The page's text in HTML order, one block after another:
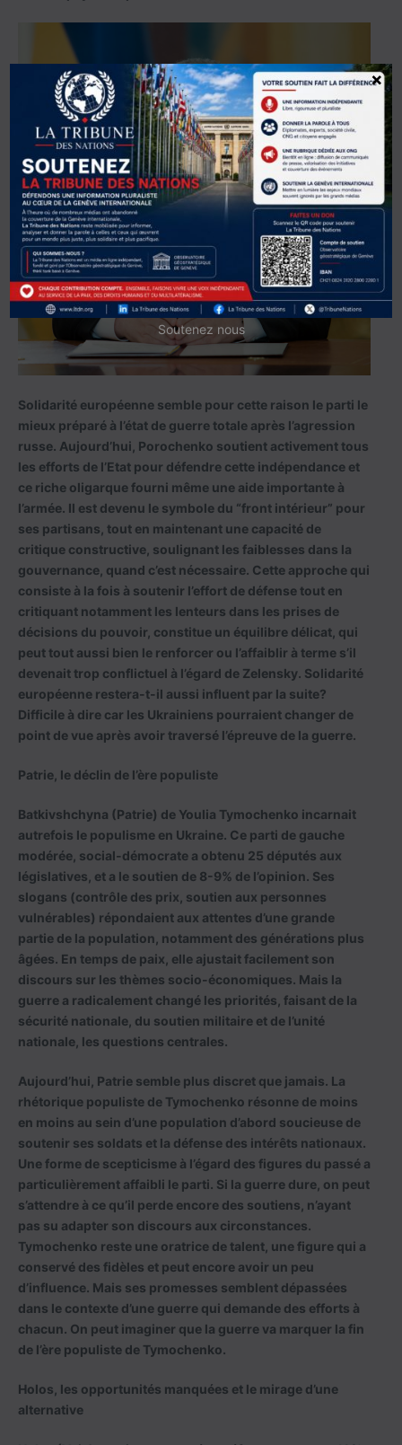
Solidarité européenne semble pour cette raison le parti le
mieux préparé à l’état de guerre totale après l’agression
russe. Aujourd’hui, Porochenko soutient activement tous
les efforts de l’Etat pour défendre cette indépendance et
ce riche oligarque fourni même une aide importante à
l’armée. Il est devenu le symbole du “front intérieur” pour
ses partisans, tout en maintenant une capacité de
critique constructive, soulignant les faiblesses dans la
gouvernance, quand c’est nécessaire. Cette approche qui
consiste à la fois à soutenir l’effort de défense tout en
critiquant notamment les lenteurs dans les prises de
décisions du pouvoir, constitue un équilibre délicat, qui
peut tout aussi bien le renforcer ou l’affaiblir à terme s’il
devenait trop conflictuel à l’égard de Zelensky. Solidarité
européenne restera-t-il aussi influent par la suite?
Difficile à dire car les Ukrainiens pourraient changer de
point de vue après avoir traversé l’épreuve de la guerre.
Patrie, le déclin de l’ère populiste
Batkivshchyna (Patrie) de Youlia Tymochenko incarnait
autrefois le populisme en Ukraine. Ce parti de gauche
modérée, social-démocrate a obtenu 25 députés aux
législatives, et a le soutien de 8-9% de l’opinion. Ses
slogans (contrôle des prix, soutien aux personnes
vulnérables) répondaient aux attentes d’une grande
partie de la population, notamment des générations plus
âgées. En temps de paix, elle ajustait facilement son
discours sur les thèmes socio-économiques. Mais la
guerre a radicalement changé les priorités, faisant de la
sécurité nationale, du soutien militaire et de l’unité
nationale, les questions centrales.
Aujourd’hui, Patrie semble plus discret que jamais. La
rhétorique populiste de Tymochenko résonne de moins
en moins au sein d’une population d’abord soucieuse de
soutenir ses soldats et la défense des intérêts nationaux.
Une forme de scepticisme à l’égard des figures du passé a
particulièrement affaibli le parti. Si la guerre dure, on peut
s’attendre à ce qu’il perde encore des soutiens, n’ayant
pas su adapter son discours aux circonstances.
Tymochenko reste une oratrice de talent, une figure qui a
conservé des fidèles et peut encore avoir un peu
d’influence. Mais ses promesses semblent dépassées
dans le contexte d’une guerre qui demande des efforts à
chacun. On peut imaginer que la guerre va marquer la fin
de l’ère populiste de Tymochenko.
Holos, les opportunités manquées et le mirage d’une
alternative
Soutenez nous
×